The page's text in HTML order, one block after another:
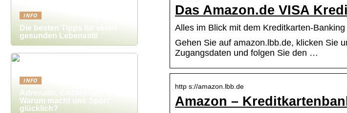
Das Amazon.de VISA
Alles im Blick mit dem Kreditkarten-Banking
Gehen Sie auf amazon.lbb.de, klicken Sie
Zugangsdaten und folgen Sie den …
http s://amazon.lbb.de
Amazon –
INFO
Die besten Tipps für einen
gesunden Lebensstil
INFO
Adrenalin, Endorphine & Co:
Warum macht uns Sport
glücklich?